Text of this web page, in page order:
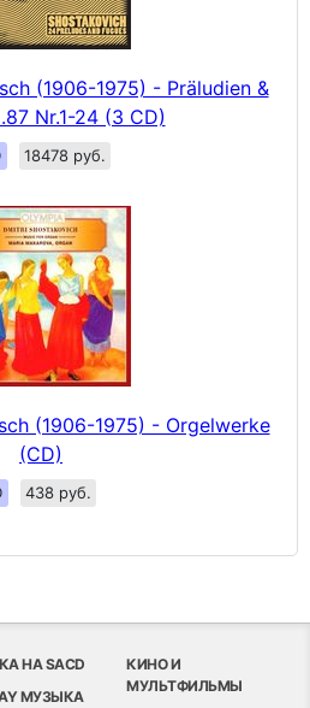
(1906-1975) - Präludien &
Nr.1-24 (3 CD)
18478 руб.
(1906-1975) - Orgelwerke
(CD)
438 руб.
НА SACD
МУЗЫКА
КИНО И
МУЛЬТФИЛЬМЫ